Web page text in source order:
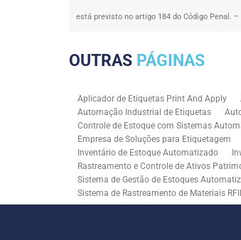
está previsto no artigo 184 do Código Penal. –
OUTRAS PÁGINAS
Aplicador de Etiquetas Print And Apply
Automação Industrial de Etiquetas
Controle de Estoque com Sistemas
Empresa de Soluções para Etiquetagem
Inventário de Estoque Automatizado
Rastreamento e Controle de Ativos
Sistema de Gestão de Estoques
Sistema de Rastreamento de Materiais
Solução RFID para Controle Patrimonial